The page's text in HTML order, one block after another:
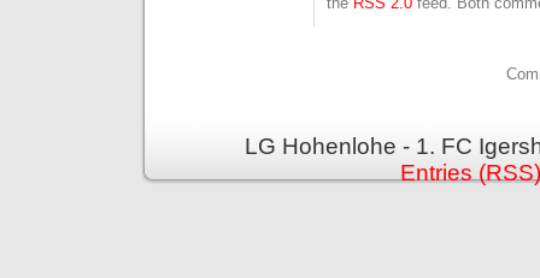
LG Hohenlohe - 1. FC
Entries (RSS)